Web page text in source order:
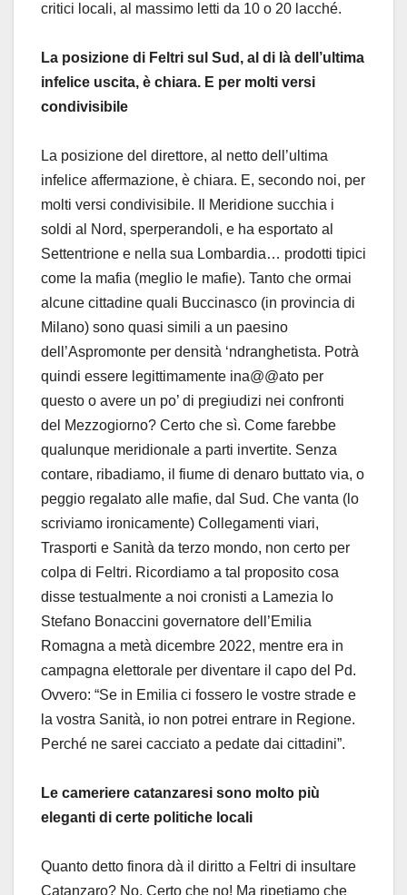
critici locali, al massimo letti da 10 o 20 lacché.
La posizione di Feltri sul Sud, al di là dell’ultima
infelice uscita, è chiara. E per molti versi
condivisibile
La posizione del direttore, al netto dell’ultima
infelice affermazione, è chiara. E, secondo noi, per
molti versi condivisibile. Il Meridione succhia i
soldi al Nord, sperperandoli, e ha esportato al
Settentrione e nella sua Lombardia… prodotti tipici
come la mafia (meglio le mafie). Tanto che ormai
alcune cittadine quali Buccinasco (in provincia di
Milano) sono quasi simili a un paesino
dell’Aspromonte per densità ‘ndranghetista. Potrà
quindi essere legittimamente ina@@ato per
questo o avere un po’ di pregiudizi nei confronti
del Mezzogiorno? Certo che sì. Come farebbe
qualunque meridionale a parti invertite. Senza
contare, ribadiamo, il fiume di denaro buttato via, o
peggio regalato alle mafie, dal Sud. Che vanta (lo
scriviamo ironicamente) Collegamenti viari,
Trasporti e Sanità da terzo mondo, non certo per
colpa di Feltri. Ricordiamo a tal proposito cosa
disse testualmente a noi cronisti a Lamezia lo
Stefano Bonaccini governatore dell’Emilia
Romagna a metà dicembre 2022, mentre era in
campagna elettorale per diventare il capo del Pd.
Ovvero: “Se in Emilia ci fossero le vostre strade e
la vostra Sanità, io non potrei entrare in Regione.
Perché ne sarei cacciato a pedate dai cittadini”.
Le cameriere catanzaresi sono molto più
eleganti di certe politiche locali
Quanto detto finora dà il diritto a Feltri di insultare
Catanzaro? No. Certo che no! Ma ripetiamo che